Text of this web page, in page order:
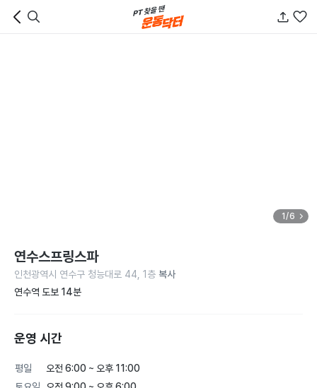
1/6
연수스프링스파
인천광역시 연수구 청능대로 44, 1층 복사
연수역 도보 14분
운영 시간
평일
오전 6:00 ~ 오후 11:00